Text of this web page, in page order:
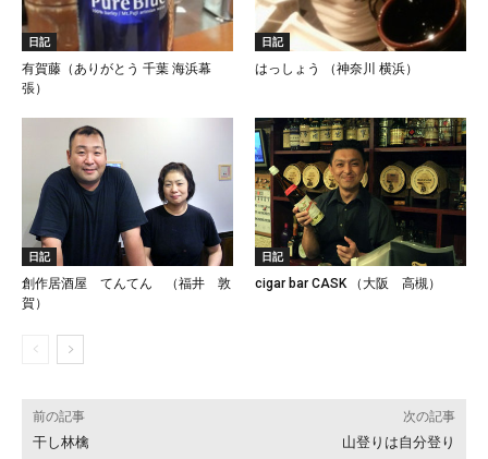
日記
有賀藤（ありがとう 千葉 海浜幕
張）
日記
はっしょう （神奈川 横浜）
日記
創作居酒屋 てんてん （福井 敦
賀）
日記
cigar bar CASK （大阪 高槻）
前の記事
干し林檎
次の記事
山登りは自分登り